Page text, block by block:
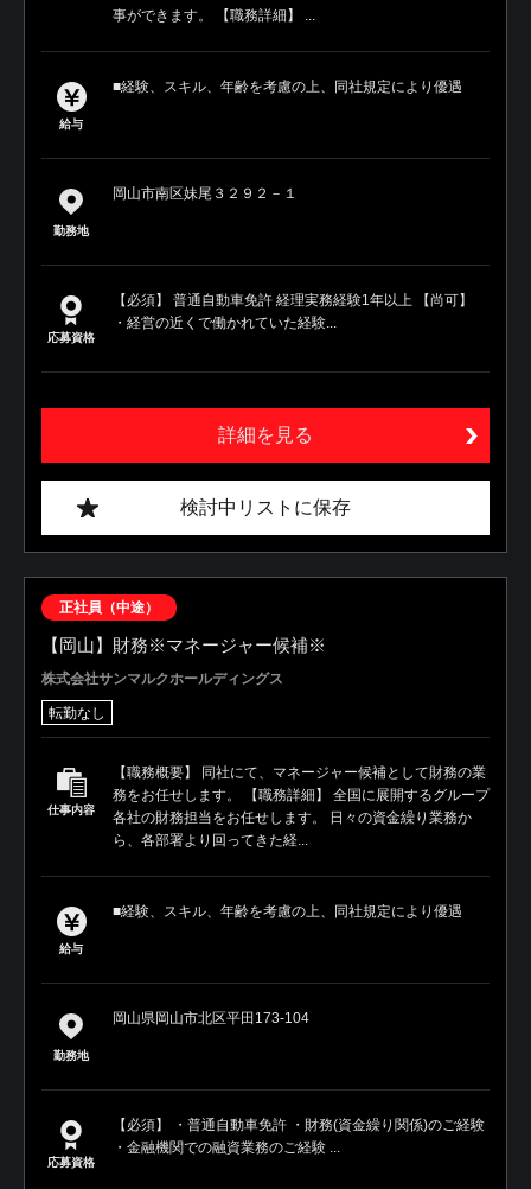
事ができます。 【職務詳細】 ...
給与
■経験、スキル、年齢を考慮の上、同社規定により優遇
勤務地
岡山市南区妹尾３２９２－１
応募資格
【必須】 普通自動車免許 経理実務経験1年以上 【尚可】
・経営の近くで働かれていた経験...
詳細を見る
検討中リストに保存
正社員（中途）
【岡山】財務※マネージャー候補※
株式会社サンマルクホールディングス
転勤なし
仕事内容
【職務概要】 同社にて、マネージャー候補として財務の業
務をお任せします。 【職務詳細】 全国に展開するグループ
各社の財務担当をお任せします。 日々の資金繰り業務か
ら、各部署より回ってきた経...
給与
■経験、スキル、年齢を考慮の上、同社規定により優遇
勤務地
岡山県岡山市北区平田173-104
応募資格
【必須】 ・普通自動車免許 ・財務(資金繰り関係)のご経験
・金融機関での融資業務のご経験 ...